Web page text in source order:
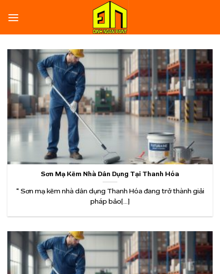
Sơn Mạ Kẽm Nhà Dân Dụng Tại Thanh Hóa
“ Sơn mạ kẽm nhà dân dụng Thanh Hóa đang trở thành giải
pháp bảo[...]